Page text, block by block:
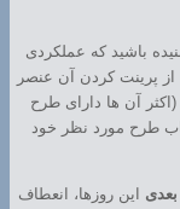
باشید که عملکردی
از پرینت کردن آن عنصر
آن ها دارای طرح
طرح مورد نظر خود
این روزها، انعطاف